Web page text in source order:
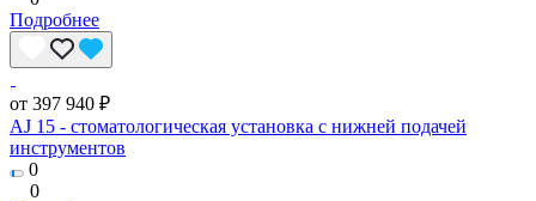
Подробнее
от 397 940 ₽
AJ 15 - стоматологическая установка с нижней подачей
инструментов
0
0